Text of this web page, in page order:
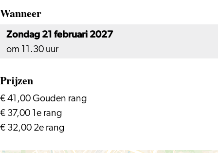
Wanneer
Zondag 21 februari 2027
om 11.30 uur
Prijzen
€ 41,00 Gouden rang
€ 37,00 1e rang
€ 32,00 2e rang